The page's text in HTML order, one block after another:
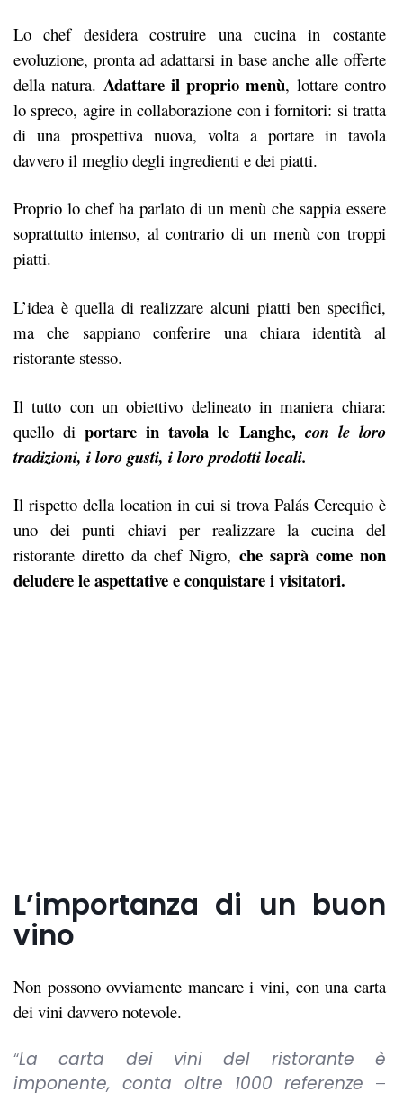
Lo chef desidera costruire una cucina in costante
evoluzione, pronta ad adattarsi in base anche alle offerte
della natura. Adattare il proprio menù, lottare contro
lo spreco, agire in collaborazione con i fornitori: si tratta
di una prospettiva nuova, volta a portare in tavola
davvero il meglio degli ingredienti e dei piatti.
Proprio lo chef ha parlato di un menù che sappia essere
soprattutto intenso, al contrario di un menù con troppi
piatti.
L’idea è quella di realizzare alcuni piatti ben specifici,
ma che sappiano conferire una chiara identità al
ristorante stesso.
Il tutto con un obiettivo delineato in maniera chiara:
quello diportare in tavola le Langhe,con le loro
tradizioni, i loro gusti, i loro prodotti locali.
Il rispetto della location in cui si trova Palás Cerequio è
uno dei punti chiavi per realizzare la cucina del
ristorante diretto da chef Nigro, che saprà come non
deludere le aspettative e conquistare i visitatori.
L’importanza di un buon
vino
Non possono ovviamente mancare i vini, con una carta
dei vini davvero notevole.
“La carta dei vini del ristorante è
imponente, conta oltre 1000 referenze –